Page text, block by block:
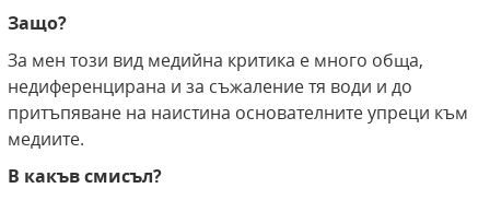
Защо?
За мен този вид медийна критика е много обща,
недиференцирана и за съжаление тя води и до
притъпяване на наистина основателните упреци към
медиите.
В какъв смисъл?